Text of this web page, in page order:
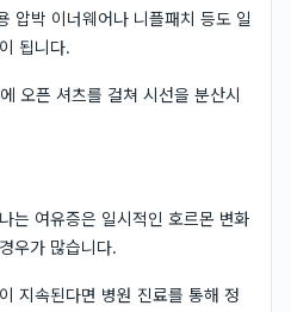
압박 이너웨어나 니플패치 등도 일
됩니다.
오픈 셔츠를 걸쳐 시선을 분산시
는 여유증은 일시적인 호르몬 변화
우가 많습니다.
지속된다면 병원 진료를 통해 정